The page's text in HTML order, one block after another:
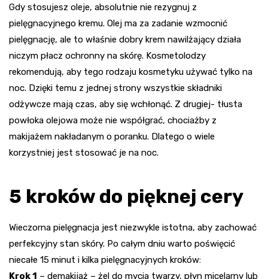
Gdy stosujesz oleje, absolutnie nie rezygnuj z
pielęgnacyjnego kremu. Olej ma za zadanie wzmocnić
pielęgnację, ale to właśnie dobry krem nawilżający działa
niczym płacz ochronny na skórę. Kosmetolodzy
rekomendują, aby tego rodzaju kosmetyku używać tylko na
noc. Dzięki temu z jednej strony wszystkie składniki
odżywcze mają czas, aby się wchłonąć. Z drugiej- tłusta
powłoka olejowa może nie współgrać, chociażby z
makijażem nakładanym o poranku. Dlatego o wiele
korzystniej jest stosować je na noc.
5 kroków do pięknej cery
Wieczorna pielęgnacja jest niezwykle istotna, aby zachować
perfekcyjny stan skóry. Po całym dniu warto poświęcić
niecałe 15 minut i kilka pielęgnacyjnych kroków:
Krok 1 – demakijaż – żel do mycia twarzy, płyn micelarny lub